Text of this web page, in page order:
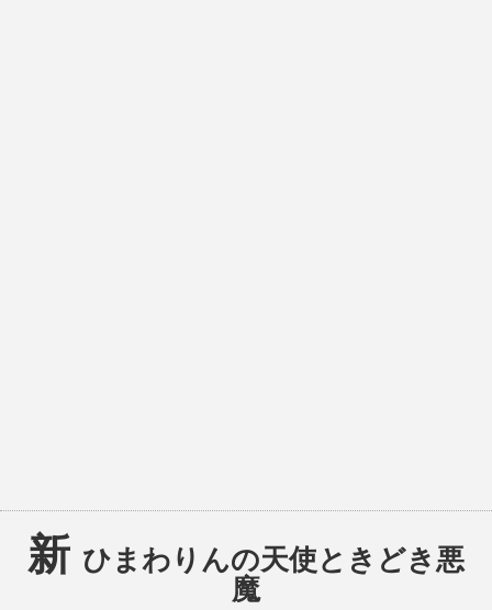
新 ひまわりんの天使ときどき悪
魔